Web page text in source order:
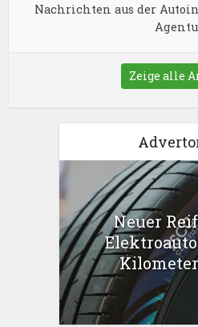
Nachrichten aus der
Zeige alle
Neuer